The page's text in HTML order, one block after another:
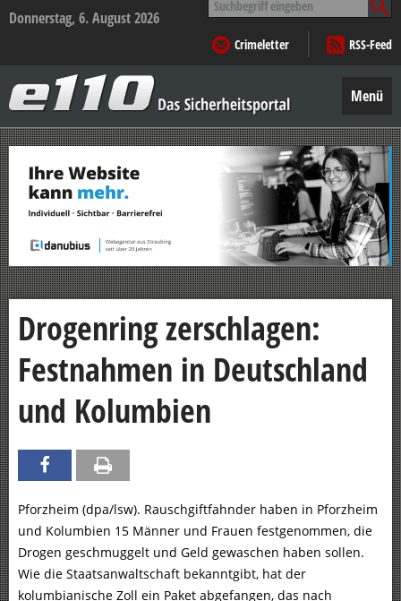
Donnerstag, 6. August 2026
nach:
Crimeletter
RSS-Feed
–
Das
Sicherheitsportal
Menü
Zum
Inhalt
springen
Drogenring zerschlagen:
Festnahmen in Deutschland
und Kolumbien
Pforzheim (dpa/lsw). Rauschgiftfahnder haben in Pforzheim
und Kolumbien 15 Männer und Frauen festgenommen, die
Drogen geschmuggelt und Geld gewaschen haben sollen.
Wie die Staatsanwaltschaft bekanntgibt, hat der
kolumbianische Zoll ein Paket abgefangen, das nach